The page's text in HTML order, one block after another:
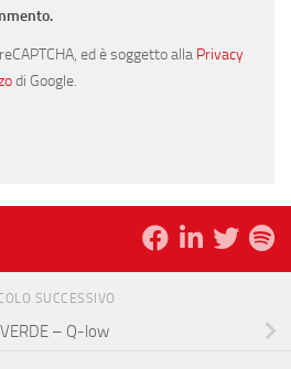
ed è soggetto alla Privacy
di Google.
SUCCESSIVO
– Q-low